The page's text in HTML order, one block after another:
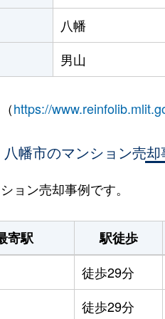
八幡
男山
https://
八幡市のマンション売却
ョン売却事例です。
寄駅 駅徒歩
徒歩29分
徒歩29分